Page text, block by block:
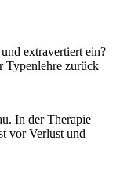
extravertiert ein?
Typenlehre zurück
In der Therapie
vor Verlust und